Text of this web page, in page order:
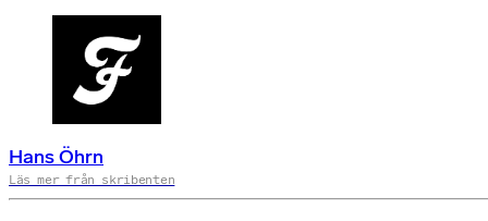
Hans Öhrn
Läs mer från skribenten